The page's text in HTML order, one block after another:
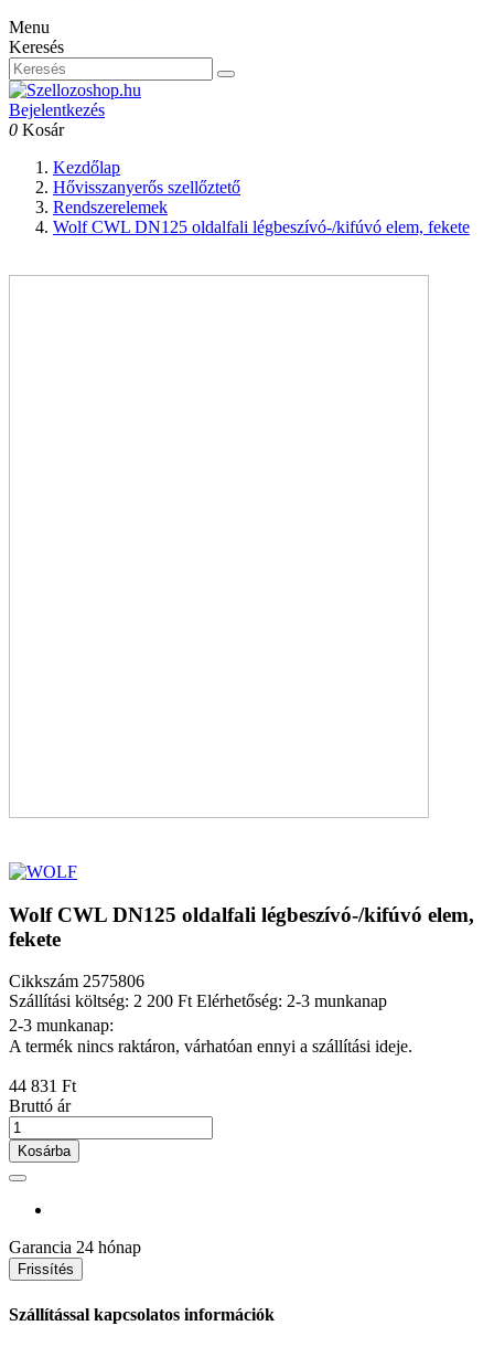
Menu
Keresés
Bejelentkezés
0 Kosár
Kezdőlap
Hővisszanyerős szellőztető
Rendszerelemek
Wolf CWL DN125 oldalfali légbeszívó-/kifúvó elem, fekete
Wolf CWL DN125 oldalfali légbeszívó-/kifúvó elem,
fekete
Cikkszám 2575806
Szállítási költség: 2 200 FtElérhetőség: 2-3 munkanap
2-3 munkanap:
A termék nincs raktáron, várhatóan ennyi a szállítási ideje.
44 831 Ft
Bruttó ár
Kosárba
Garancia 24 hónap
Szállítással kapcsolatos információk